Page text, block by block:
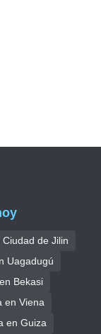
de Jilin
Uagadugú
Bekasi
Viena
Guiza